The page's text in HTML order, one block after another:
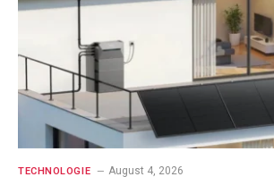
TECHNOLOGIE August 4, 2026